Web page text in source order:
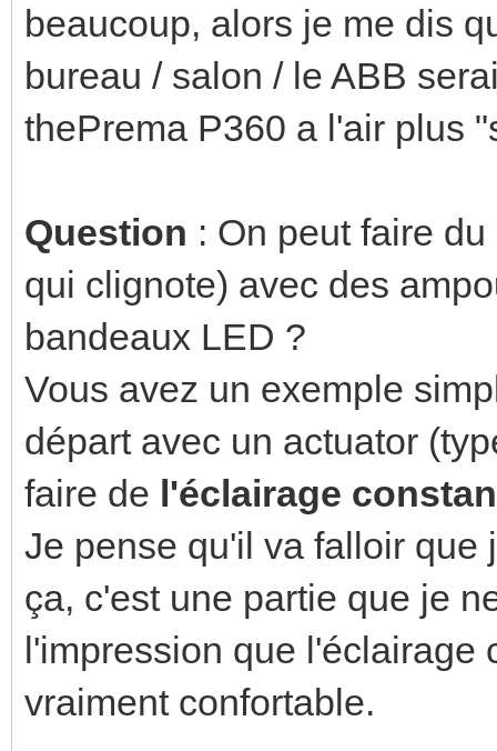
beaucoup, alors je me dis
bureau / salon / le ABB
thePrema P360 a l'air plus
Question : On peut faire
qui clignote) avec des
bandeaux LED ?
Vous avez un exemple
départ avec un actuator
faire de l'éclairage
Je pense qu'il va falloir que
ça, c'est une partie que je
l'impression que l'éclairage
vraiment confortable.